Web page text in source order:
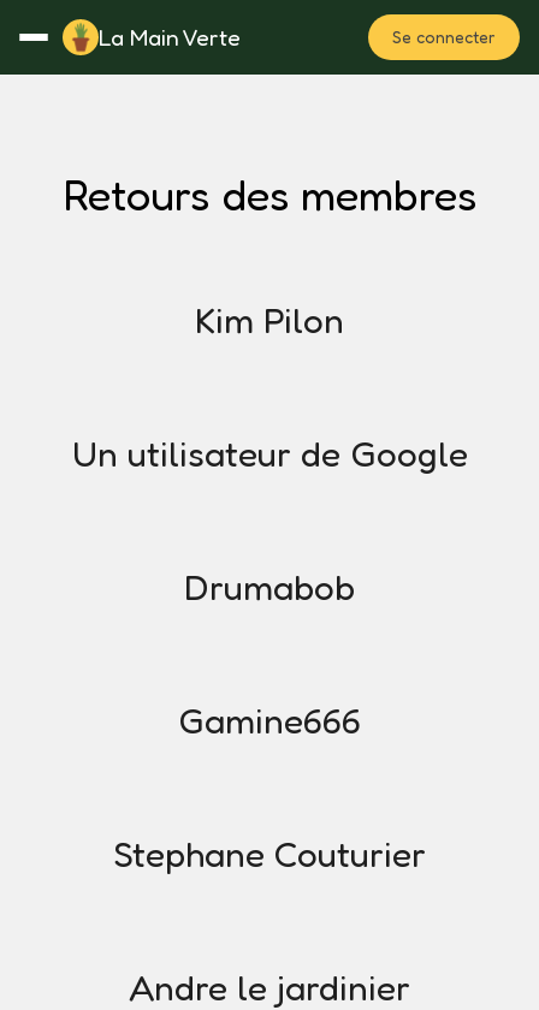
La Main Verte Se connecter
Retours des membres
Kim Pilon
Un utilisateur de Google
Drumabob
Gamine666
Stephane Couturier
Andre le jardinier